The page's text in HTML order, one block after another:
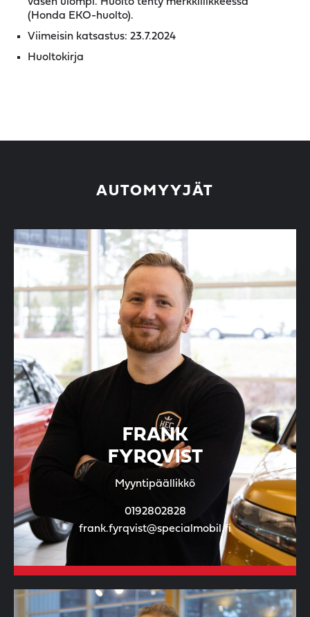
(Honda EKO-huolto).
Viimeisin katsastus: 23.7.2024
Huoltokirja
AUTOMYYJÄT
FRANK
FYRQVIST
Myyntipäällikkö
0192802828
frank.fyrqvist@specialmobil.fi